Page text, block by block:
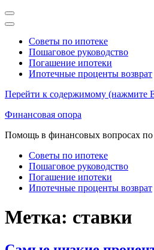
Советы по ипотеке
Пошаговое руководство
Погашение ипотеки
Ипотечные проценты возврат
Перейти к содержимому (нажмите
Финансовая опора
Помощь в финансовых вопросах
Советы по ипотеке
Пошаговое руководство
Погашение ипотеки
Ипотечные проценты возврат
Метка: ставки